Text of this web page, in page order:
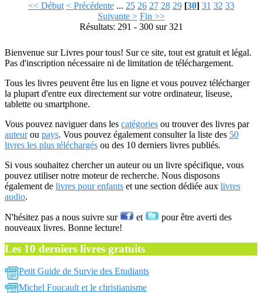
<< Début < Précédente ... 25 26 27 28 29 [30] 31 32 33
Suivante > Fin >>
Résultats: 291 - 300 sur 321
Bienvenue sur Livres pour tous! Sur ce site, tout est gratuit et légal.
Pas d'inscription nécessaire ni de limitation de téléchargement.
Tous les livres peuvent être lus en ligne et vous pouvez télécharger
la plupart d'entre eux directement sur votre ordinateur, liseuse,
tablette ou smartphone.
Vous pouvez naviguer dans les catégories ou trouver des livres par
auteurou pays. Vous pouvez également consulter la liste des 50
livres les plus téléchargés ou des 10 derniers livres publiés.
Si vous souhaitez chercher un auteur ou un livre spécifique, vous
pouvez utiliser notre moteur de recherche. Nous disposons
également de livres pour enfants et une section dédiée aux livres
audio.
N'hésitez pas a nous suivre sur et
pour être averti des
nouveaux livres. Bonne lecture!
Les 10 derniers livres gratuits
Petit Guide de Survie des Etudiants
Michel Foucault et le christianisme